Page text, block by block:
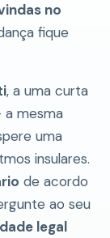
no
fique
, a uma curta
a mesma
uma
insulares.
de acordo
ao seu
legal